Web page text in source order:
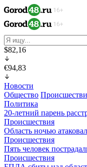
$82,16
€94,83
Новости
Общество
Политика
20-летний парень
Происшествия
Область ночью
Происшествия
Пять человек
Происшествия